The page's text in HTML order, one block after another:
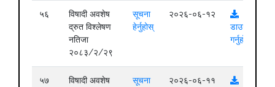
५६
विषादी अवशेष
द्रुत विश्लेषण
नतिजा
२०८३/२/२९
सूचना
हेर्नुहोस्
२०२६-०६-१२
डाउनलोड
गर्नुहोस्
५७
विषादी अवशेष
सूचना
२०२६-०६-११